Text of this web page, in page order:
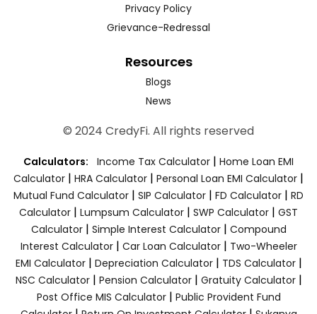
Privacy Policy
Grievance-Redressal
Resources
Blogs
News
© 2024 CredyFi. All rights reserved
Calculators: Income Tax Calculator | Home Loan EMI
Calculator | HRA Calculator | Personal Loan EMI Calculator |
Mutual Fund Calculator | SIP Calculator | FD Calculator | RD
Calculator | Lumpsum Calculator | SWP Calculator | GST
Calculator| Simple Interest Calculator| Compound
Interest Calculator| Car Loan Calculator| Two-Wheeler
EMI Calculator| Depreciation Calculator| TDS Calculator|
NSC Calculator| Pension Calculator| Gratuity Calculator|
Post Office MIS Calculator| Public Provident Fund